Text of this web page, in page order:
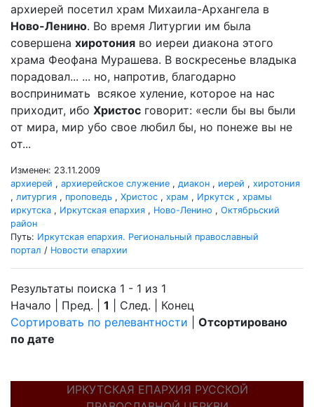
архиерей посетил храм Михаила-Архангела в
Ново-Ленино. Во время Литургии им была
совершена хиротония во иереи диакона этого
храма Феофана Мурашева. В воскресенье владыка
порадовал... ... но, напротив, благодарно
воспринимать всякое хуление, которое на нас
приходит, ибо Христос говорит: «если бы вы были
от мира, мир убо свое любил бы, но понеже вы не
от...
Изменен: 23.11.2009
архиерей , архиерейское служение , диакон , иерей , хиротония
, литургия , проповедь , Христос , храм , Иркутск , храмы
иркутска , Иркутская епархия , Ново-Ленино , Октябрьский
район
Путь: Иркутская епархия. Региональный православный
портал / Новости епархии
Результаты поиска 1 - 1 из 1
Начало | Пред. | 1 | След. | Конец
Сортировать по релевантности
Отсортировано
по дате
ИРКУТСКАЯ ЕПАРХИЯ РУССКОЙ